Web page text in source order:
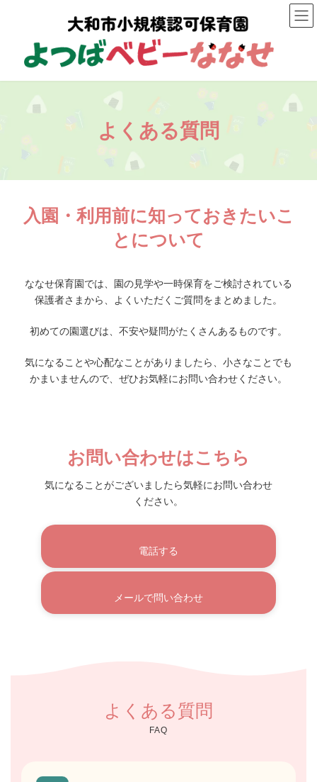
ス
ン
よくある質問
入園・利用前に知っておきたいこ
とについて
ななせ保育園では、園の見学や一時保育をご検討されている
保護者さまから、よくいただくご質問をまとめました。
初めての園選びは、不安や疑問がたくさんあるものです。
気になることや心配なことがありましたら、小さなことでも
かまいませんので、ぜひお気軽にお問い合わせください。
お問い合わせはこちら
気になることがございましたら気軽にお問い合わせ
ください。
電話する
メールで問い合わせ
よくある質問
FAQ